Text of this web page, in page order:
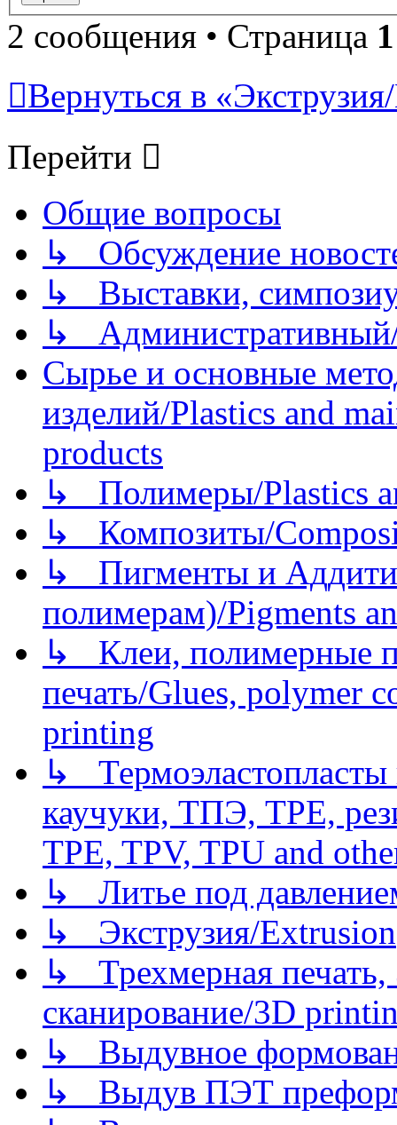
2 сообщения • Страница 1
Вернуться в
Перейти
Общие вопросы
↳ Обсуждение
↳ Выставки,
↳
Сырье и основные
изделий/Plastics and
products
↳ Полимеры/Plastics
↳ Композиты/
↳ Пигменты и
полимерам)/Pigments
↳ Клеи, полимерные
печать/Glues, polymer
printing
↳
каучуки, ТПЭ, TPE,
TPE, TPV, TPU and
↳ Литье под
↳ Экструзия/Extrusion
↳ Трехмерная
сканирование/3D
↳ Выдувное
↳ Выдув ПЭТ